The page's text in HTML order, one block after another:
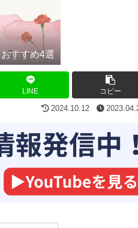
すすめ4選
LINE コピー
2024.10.12